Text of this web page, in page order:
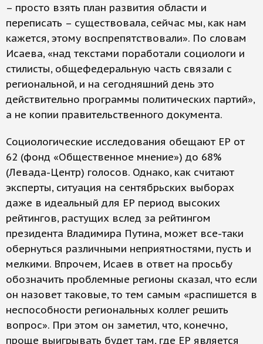
– просто взять план развития области и
переписать – существовала, сейчас мы, как нам
кажется, этому воспрепятствовали». По словам
Исаева, «над текстами поработали социологи и
стилисты, общефедеральную часть связали с
региональной, и на сегодняшний день это
действительно программы политических партий»,
а не копии правительственного документа.
Социологические исследования обещают ЕР от
62 (фонд «Общественное мнение») до 68%
(Левада-Центр) голосов. Однако, как считают
эксперты, ситуация на сентябрьских выборах
даже в идеальный для ЕР период высоких
рейтингов, растущих вслед за рейтингом
президента Владимира Путина, может все-таки
обернуться различными неприятностями, пусть и
мелкими. Впрочем, Исаев в ответ на просьбу
обозначить проблемные регионы сказал, что если
он назовет таковые, то тем самым «распишется в
неспособности региональных коллег решить
вопрос». При этом он заметил, что, конечно,
проще выигрывать будет там, где ЕР является